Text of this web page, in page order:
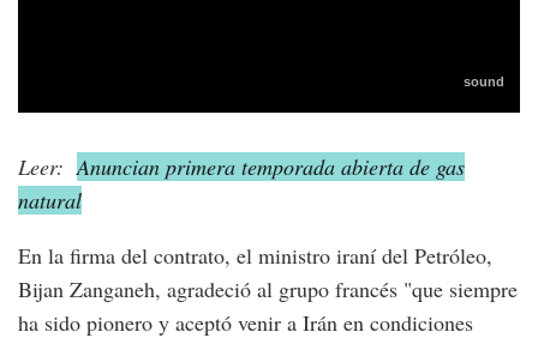
Leer: Anuncian primera temporada abierta de gas
natural
En la firma del contrato, el ministro iraní del Petróleo,
Bijan Zanganeh, agradeció al grupo francés "que siempre
ha sido pionero y aceptó venir a Irán en condiciones